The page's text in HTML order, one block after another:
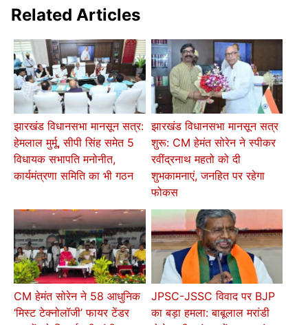
Related Articles
झारखंड विधानसभा मानसून सत्र:
हेमलाल मुर्मू, सीपी सिंह समेत 5
विधायक सभापति मनोनीत,
कार्यमंत्रणा समिति का भी गठन
झारखंड विधानसभा मानसून सत्र
शुरू: CM हेमंत सोरेन ने स्पीकर
रवींद्रनाथ महतो को दी
शुभकामनाएं, जनहित पर रहेगा
फोकस
CM हेमंत सोरेन ने 58 आधुनिक
‘मिस्ट टेक्नोलॉजी’ फायर टेंडर
JPSC-JSSC विवाद पर BJP
का बड़ा हमला: बाबूलाल मरांडी